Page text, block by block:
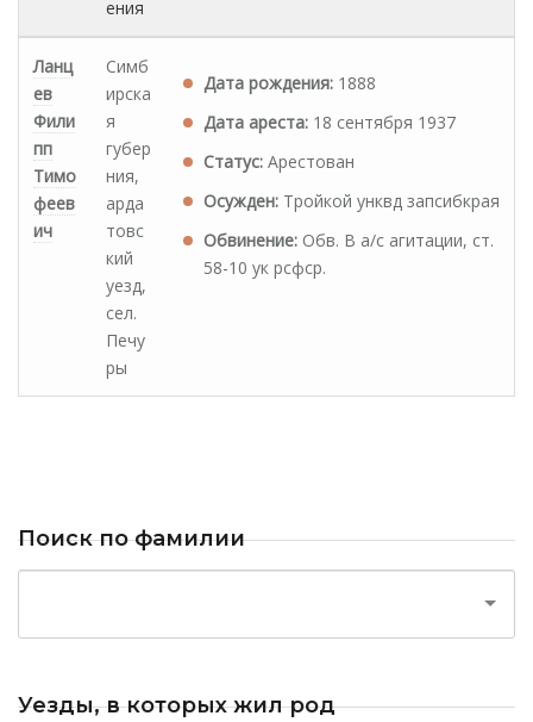
ения
Ланц
ев
Фили
пп
Тимо
феев
ич
Симб
ирска
я
губер
ния,
арда
товс
кий
уезд,
сел.
Печу
ры
Дата рождения: 1888
Дата ареста: 18 сентября 1937
Статус: Арестован
Осужден: Тройкой унквд запсибкрая
Обвинение: Обв. В а/с агитации, ст.
58-10 ук рсфср.
Поиск по фамилии
Уезды, в которых жил род